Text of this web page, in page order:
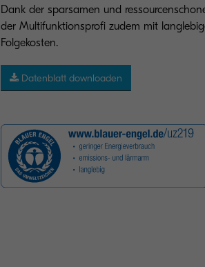
Dank der sparsamen und
der Multifunktionsprofi zudem mit
Folgekosten.
Datenblatt downloaden